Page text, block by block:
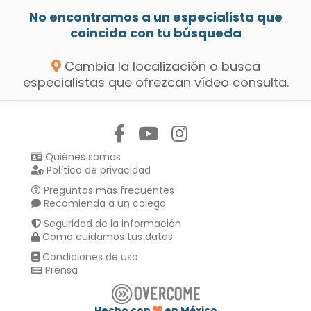
No encontramos a un especialista que
coincida con tu búsqueda
Cambia la localización o busca
especialistas que ofrezcan vídeo consulta.
Quiénes somos
Política de privacidad
Preguntas más frecuentes
Recomienda a un colega
Seguridad de la información
Como cuidamos tus datos
Condiciones de uso
Prensa